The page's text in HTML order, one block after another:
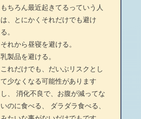
もちろん最近起きてるっていう人
は、とにかくそれだけでも避け
る。
それから昼寝を避ける。
乳製品を避ける。
これだけでも、だいぶリスクとし
て少なくなる可能性があります
し、 消化不良で、お腹が減ってな
いのに食べる、 ダラダラ食べる、